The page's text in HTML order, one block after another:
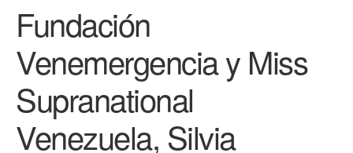
Fundación
Venemergencia y Miss
Supranational
Venezuela, Silvia